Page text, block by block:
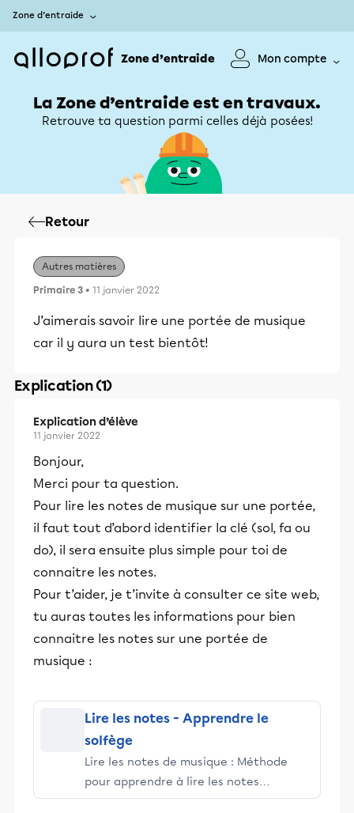
Zone d’entraide
Zone d’entraide Mon compte
La Zone d’entraide est en travaux.
Retrouve ta question parmi celles déjà posées!
Retour
Autres matières
Primaire 3 • 11 janvier 2022
J’aimerais savoir lire une portée de musique
car il y aura un test bientôt!
Explication (1)
Explication d’élève
11 janvier 2022
Bonjour,
Merci pour ta question.
Pour lire les notes de musique sur une portée,
il faut tout d’abord identifier la clé (sol, fa ou
do), il sera ensuite plus simple pour toi de
connaitre les notes.
Pour t’aider, je t’invite à consulter ce site web,
tu auras toutes les informations pour bien
connaitre les notes sur une portée de
musique :
Lire les notes - Apprendre le
solfège
Lire les notes de musique : Méthode
pour apprendre à lire les notes
rapidement. Apprenez à repérer les